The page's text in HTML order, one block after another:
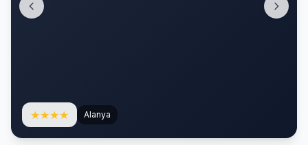
★★★★ Alanya